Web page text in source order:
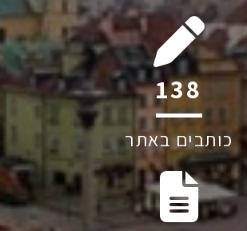
169
כותבים באתר